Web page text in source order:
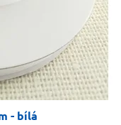
- bílá